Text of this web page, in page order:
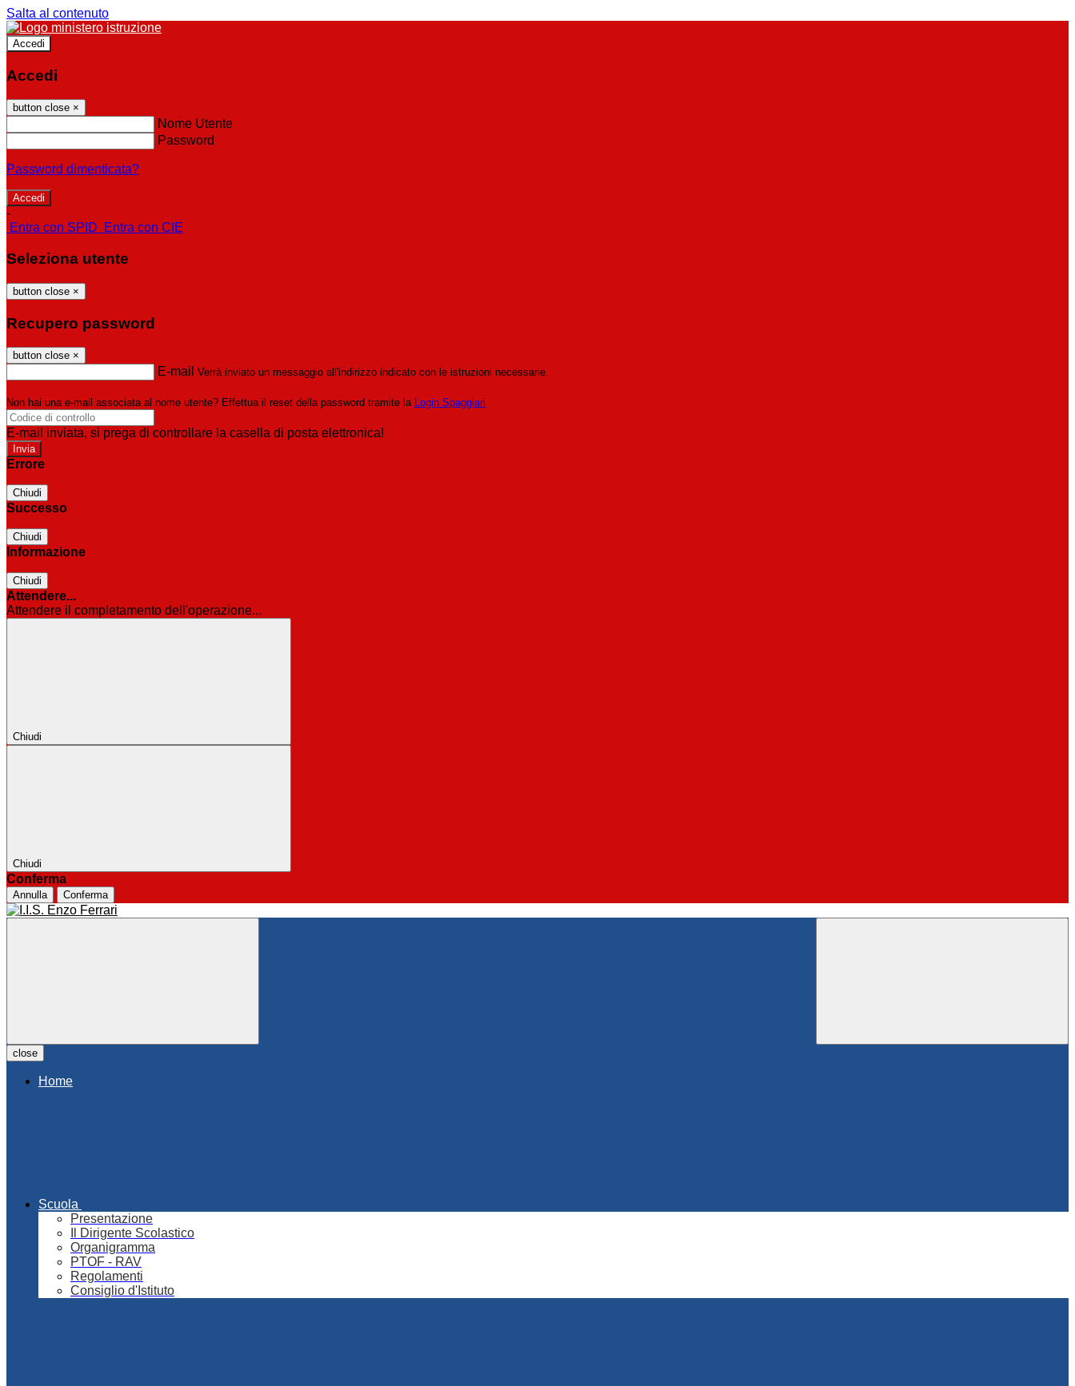
Salta al contenuto
Accedi
Accedi
button close ×
Nome Utente
Password
Password dimenticata?
-
Entra con SPID
Entra con CIE
Seleziona utente
button close ×
Recupero password
button close ×
E-mail Verrà inviato un messaggio all'indirizzo indicato con le istruzioni necessarie.
Non hai una e-mail associata al nome utente? Effettua il reset della password tramite la Login Spaggiari
E-mail inviata, si prega di controllare la casella di posta elettronica!
Errore
Chiudi
Successo
Chiudi
Informazione
Chiudi
Attendere...
Attendere il completamento dell'operazione...
Chiudi
Chiudi
Conferma
Annulla Conferma
close
Home
Scuola
Presentazione
Il Dirigente Scolastico
Organigramma
PTOF - RAV
Regolamenti
Consiglio d'Istituto